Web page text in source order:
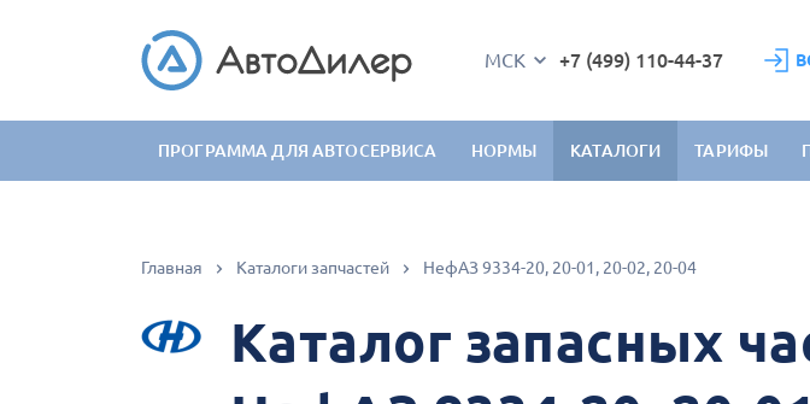
МСК +7 (499) 110-44-37
ПРОГРАММА ДЛЯ АВТОСЕРВИСА НОРМЫ КАТАЛОГИ ТАРИФЫ
Главная Каталоги запчастей НефАЗ 9334-20, 20-01, 20-02, 20-04
Каталог запасных